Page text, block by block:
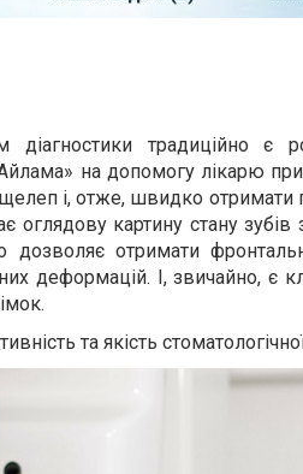
традиційно є
на допомогу лікарю
і, отже, швидко отримати
картину стану зубів
отримати
деформацій. І, звичайно, є
та якість